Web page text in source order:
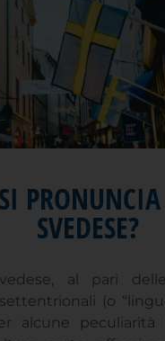
SVEDESE?
al pari
(o
alcune peculiarità